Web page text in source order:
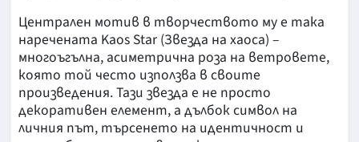
Централен мотив в творчеството му е така
наречената Kaos Star (Звезда на хаоса) –
многоъгълна, асиметрична роза на ветровете,
която той често използва в своите
произведения. Тази звезда е не просто
декоративен елемент, а дълбок символ на
личния път, търсенето на идентичност и